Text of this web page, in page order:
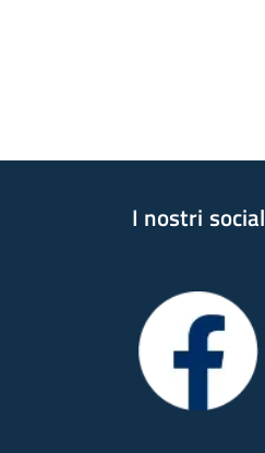
I nostri social